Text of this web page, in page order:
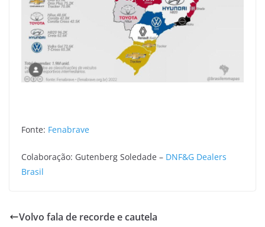
Fonte: Fenabrave
Colaboração: Gutenberg Soledade – DNF&G Dealers
Brasil
Volvo fala de recorde e cautela